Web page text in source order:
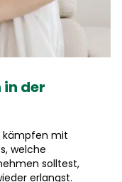
der
kämpfen mit
welche
solltest,
erlangst.